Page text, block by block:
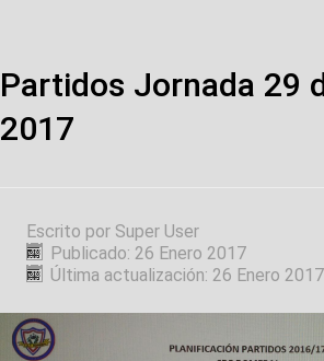
Partidos Jornada 29
2017
Escrito por Super User
Publicado: 26 Enero 2017
Última actualización: 26 Enero 2017